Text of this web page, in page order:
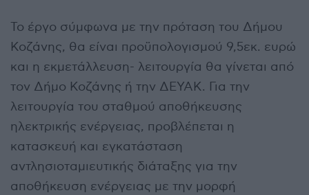
Το έργο σύμφωνα με την πρόταση του Δήμου
Κοζάνης, θα είναι προϋπολογισμού 9,5εκ. ευρώ
και η εκμετάλλευση- λειτουργία θα γίνεται από
τον Δήμο Κοζάνης ή την ΔΕΥΑΚ. Για την
λειτουργία του σταθμού αποθήκευσης
ηλεκτρικής ενέργειας, προβλέπεται η
κατασκευή και εγκατάσταση
αντλησιοταμιευτικής διάταξης για την
αποθήκευση ενέργειας με την μορφή